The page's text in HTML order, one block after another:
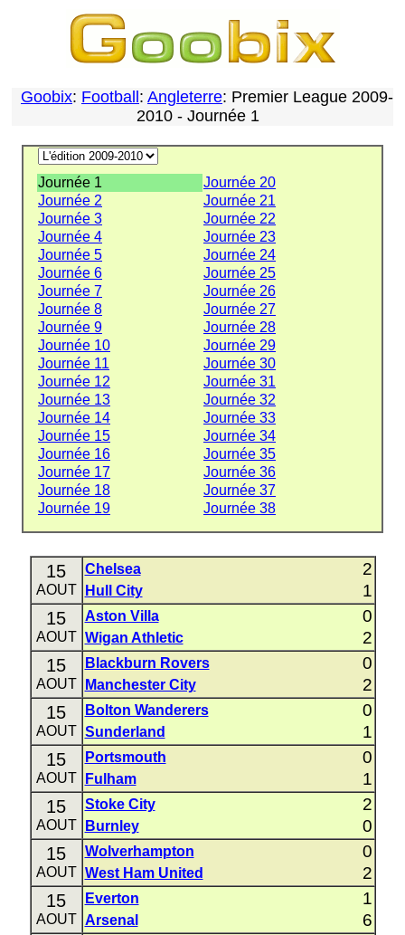
Goobix: Football : Angleterre: Premier League 2009-
2010 - Journée 1
Journée 1
Journée 20
Journée 2
Journée 21
Journée 3
Journée 22
Journée 4
Journée 23
Journée 5
Journée 24
Journée 6
Journée 25
Journée 7
Journée 26
Journée 8
Journée 27
Journée 9
Journée 28
Journée 10
Journée 29
Journée 11
Journée 30
Journée 12
Journée 31
Journée 13
Journée 32
Journée 14
Journée 33
Journée 15
Journée 34
Journée 16
Journée 35
Journée 17
Journée 36
Journée 18
Journée 37
Journée 19
Journée 38
15
AOUT
Chelsea 2
Hull City 1
15
AOUT
Aston Villa 0
Wigan Athletic 2
15
AOUT
Blackburn Rovers 0
Manchester City 2
15
AOUT
Bolton Wanderers 0
Sunderland 1
15
AOUT
Portsmouth 0
Fulham 1
15
AOUT
Stoke City 2
Burnley 0
15
AOUT
Wolverhampton 0
West Ham United 2
15
AOUT
Everton 1
Arsenal 6